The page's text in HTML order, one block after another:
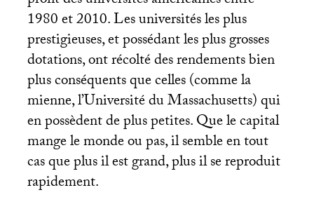
1980 et 2010. Les universités les plus
prestigieuses, et possédant les plus grosses
dotations, ont récolté des rendements bien
plus conséquents que celles (comme la
mienne, l’Université du Massachusetts) qui
en possèdent de plus petites. Que le capital
mange le monde ou pas, il semble en tout
cas que plus il est grand, plus il se reproduit
rapidement.